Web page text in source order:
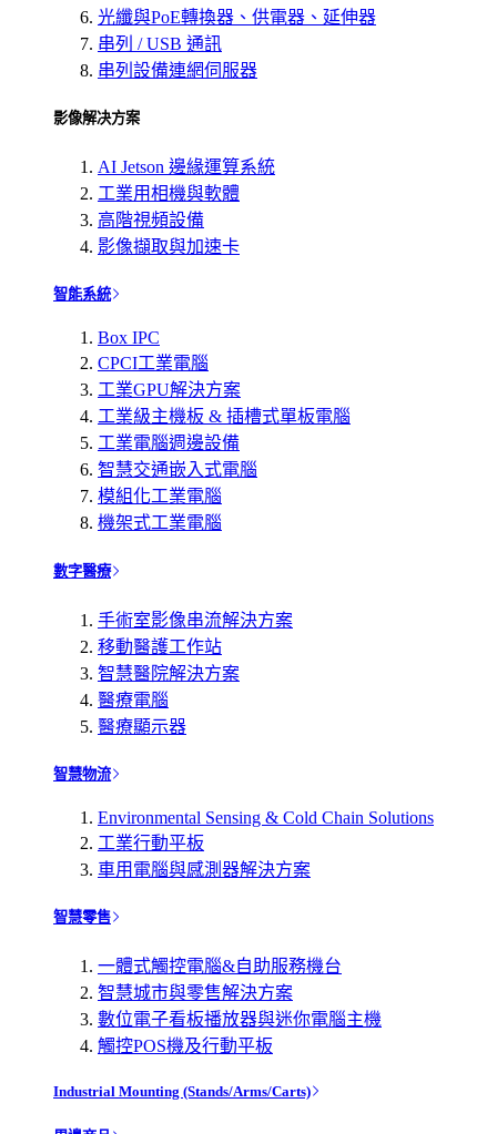
光纖與PoE轉換器、供電器、延伸器
串列 / USB 通訊
串列設備連網伺服器
影像解决方案
AI Jetson 邊緣運算系統
工業用相機與軟體
高階視頻設備
影像擷取與加速卡
智能系統
Box IPC
CPCI工業電腦
工業GPU解決方案
工業級主機板 & 插槽式單板電腦
工業電腦週邊設備
智慧交通嵌入式電腦
模組化工業電腦
機架式工業電腦
數字醫療
手術室影像串流解決方案
移動醫護工作站
智慧醫院解決方案
醫療電腦
醫療顯示器
智慧物流
Environmental Sensing & Cold Chain Solutions
工業行動平板
車用電腦與感測器解決方案
智慧零售
一體式觸控電腦&自助服務機台
智慧城市與零售解決方案
數位電子看板播放器與迷你電腦主機
觸控POS機及行動平板
Industrial Mounting (Stands/Arms/Carts)